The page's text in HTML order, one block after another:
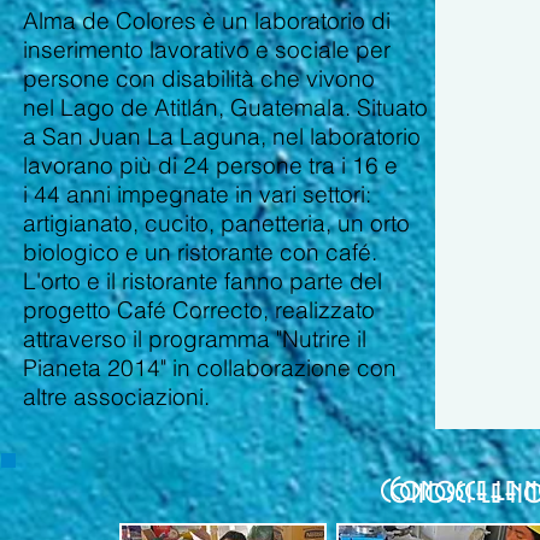
Alma de Colores è un laboratorio di
inserimento lavorativo e sociale per
persone con disabilità che vivono
nel Lago de Atitlán, Guatemala. Situato
a San Juan La Laguna, nel laboratorio
lavorano più di 24 persone tra i 16 e
i 44 anni impegnate in vari settori:
artigianato, cucito,panetteria, un orto
biologico e un ristorante con café.
L'orto e il ristorante fanno parte del
progettoCafé Correcto, realizzato
attraverso il programma "Nutrire il
Pianeta 2014" in collaborazione con
altre associazioni.
Conosce le
Conosci le